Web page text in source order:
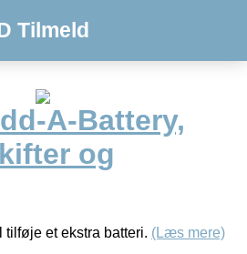
Tilmeld
A-Battery,
og
tilføje et ekstra batteri. (Læs mere)